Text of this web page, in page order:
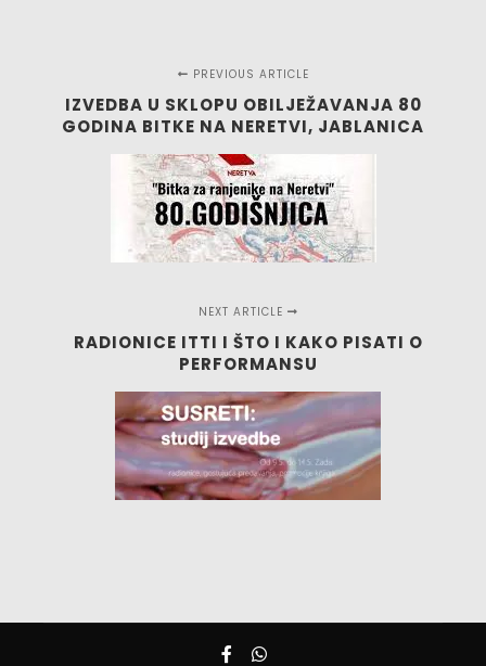
PREVIOUS ARTICLE
IZVEDBA U SKLOPU OBILJEŽAVANJA 80
GODINA BITKE NA NERETVI, JABLANICA
NEXT ARTICLE
RADIONICE ITTI I ŠTO I KAKO PISATI O
PERFORMANSU